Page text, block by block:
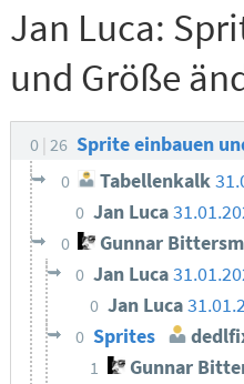
Jan Luca:
und Größe
0 26 Sprite einbauen
0 Tabellenkalk
0 Jan Luca
0 Gunnar
0 Jan Luca
0 Jan Luca
0 Sprites
1 Gunnar